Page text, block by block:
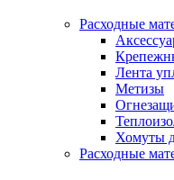
Расходные
Лента
Метизы
Хомуты
Расходные